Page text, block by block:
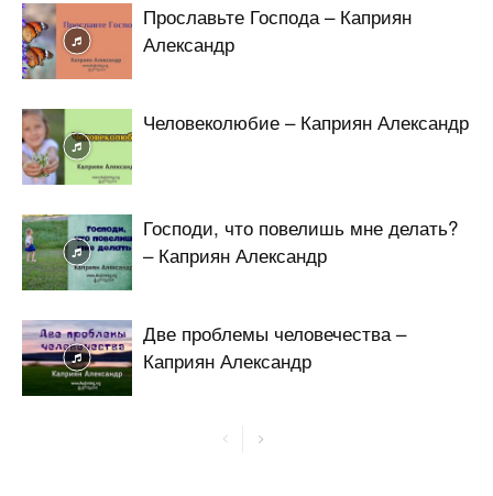
Прославьте Господа – Каприян
Александр
Человеколюбие – Каприян Александр
Господи, что повелишь мне делать?
– Каприян Александр
Две проблемы человечества –
Каприян Александр